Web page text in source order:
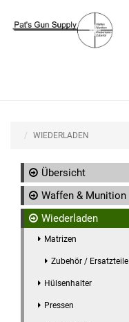
WIEDERLADEN
Übersicht
Waffen & Munition
Wiederladen
Matrizen
Zubehör / Ersatzteile
Hülsenhalter
Pressen